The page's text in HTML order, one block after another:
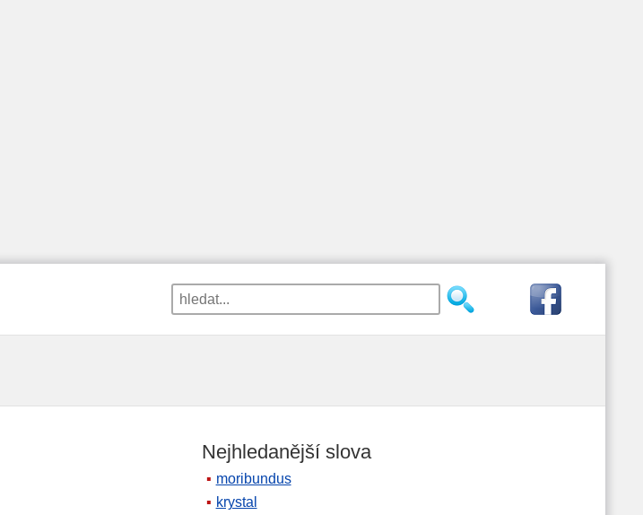
Nejhledanější slova
moribundus
krystal